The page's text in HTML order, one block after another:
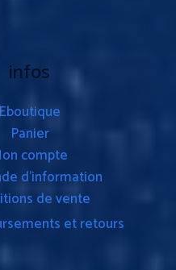
infos
Eboutique
Panier
compte
d’information
de vente
et retours